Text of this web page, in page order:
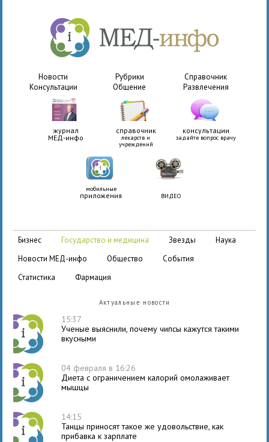
Новости Рубрики
Справочник
Консультации
Общение Развлечения
журнал
МЕД-инфо
справочник
лекарств и
учреждений
консультации
задайте вопрос врачу
мобильные
приложения ВИДЕО
бизнес государство и медицина звезды
наука
новости МЕД-инфо
общество
события
статистика
фармация
Актуальные новости
15:37
Ученые выяснили, почему чипсы кажутся такими
вкусными
04 февраля в 16:26
Диета с ограничением калорий омолаживает
мышцы
14:15
Танцы приносят такое же удовольствие, как
прибавка к зарплате